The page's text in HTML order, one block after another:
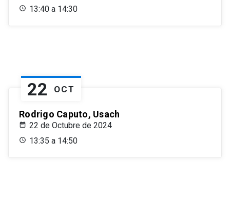
13:40 a 14:30
22 OCT
Rodrigo Caputo, Usach
22 de Octubre de 2024
13:35 a 14:50